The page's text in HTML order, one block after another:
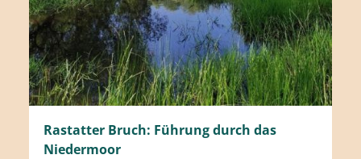
Rastatter Bruch: Führung durch das
Niedermoor